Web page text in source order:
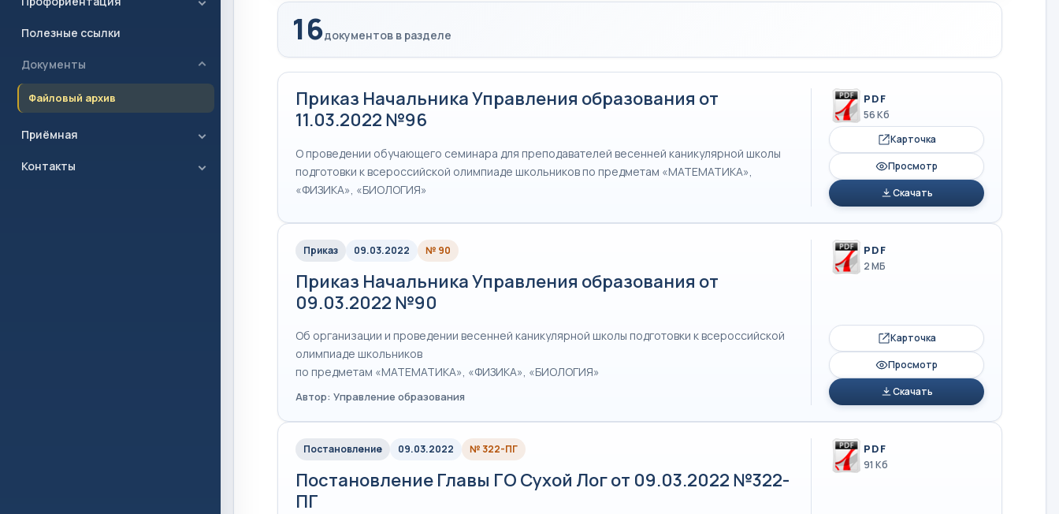
Полезные ссылки
Документы
Файловый архив
Приёмная
Контакты
16документов в разделе
Приказ Начальника Управления образования от
11.03.2022 №96
О проведении обучающего семинара для преподавателей весенней каникулярной школы
подготовки к всероссийской олимпиаде школьников по предметам «МАТЕМАТИКА»,
«ФИЗИКА», «БИОЛОГИЯ»
PDF
56 Кб
Карточка
Просмотр
Скачать
Приказ 09.03.2022 № 90
Приказ Начальника Управления образования от
09.03.2022 №90
Об организации и проведении весенней каникулярной школы подготовки к всероссийской
олимпиаде школьников
по предметам «МАТЕМАТИКА», «ФИЗИКА», «БИОЛОГИЯ»
Автор: Управление образования
PDF
2 МБ
Карточка
Просмотр
Скачать
Постановление 09.03.2022 № 322-ПГ
Постановление Главы ГО Сухой Лог от 09.03.2022 №322-
ПГ
PDF
91 Кб